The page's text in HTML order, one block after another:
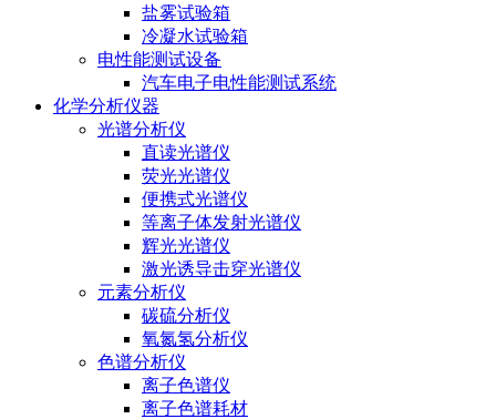
盐雾试验箱
冷凝水试验箱
电性能测试设备
汽车电子电性能测试系统
化学分析仪器
光谱分析仪
直读光谱仪
荧光光谱仪
便携式光谱仪
等离子体发射光谱仪
辉光光谱仪
激光诱导击穿光谱仪
元素分析仪
碳硫分析仪
氧氮氢分析仪
色谱分析仪
离子色谱仪
离子色谱耗材